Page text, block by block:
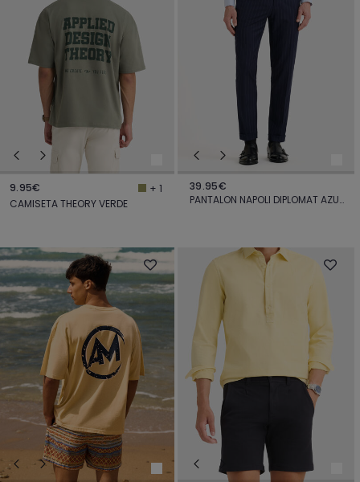
9.95€
+ 1
CAMISETA THEORY VERDE
39.95€
PANTALON NAPOLI DIPLOMAT AZUL MARINO